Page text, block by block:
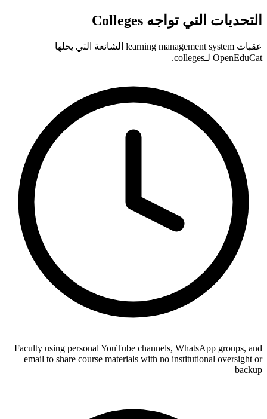
التحديات التي تواجه Colleges
عقبات learning management system الشائعة التي يحلها
OpenEduCat لـcolleges.
Faculty using personal YouTube channels, WhatsApp groups, and
email to share course materials with no institutional oversight or
backup